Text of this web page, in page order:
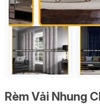
Rèm Vải Nhung